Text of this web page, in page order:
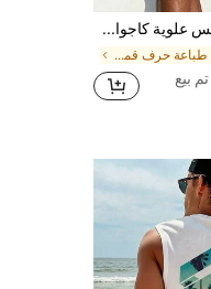
1 قطعة ملابس علوية كاجوال رجالي بطبعة أشجار جوز الهند بياقة دائرية، صيفي
في طباعة حرف قمصان رجالية بدون أكمام